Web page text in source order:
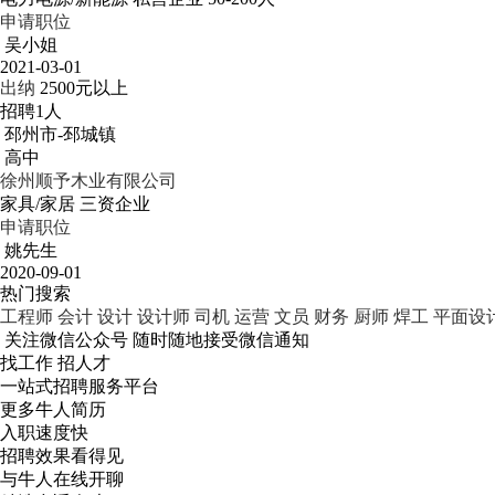
申请职位
吴小姐
2021-03-01
出纳 2500元以上
招聘1人
邳州市-邳城镇
高中
徐州顺予木业有限公司
家具/家居 三资企业
申请职位
姚先生
2020-09-01
热门搜索
工程师 会计 设计 设计师 司机 运营 文员 财务 厨师 焊工 平面设
关注微信公众号 随时随地接受微信通知
找工作 招人才
一站式招聘服务平台
更多牛人简历
入职速度快
招聘效果看得见
与牛人在线开聊